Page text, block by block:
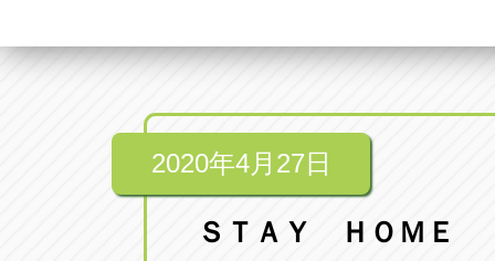
0561-84-
アップル
0586-28-
愛知県瀬戸市美濃池町29-1
アップル一宮22号店
愛知県一宮市朝日3-4-12
2020年4月27日
ＳＴＡＹ ＨＯＭＥ